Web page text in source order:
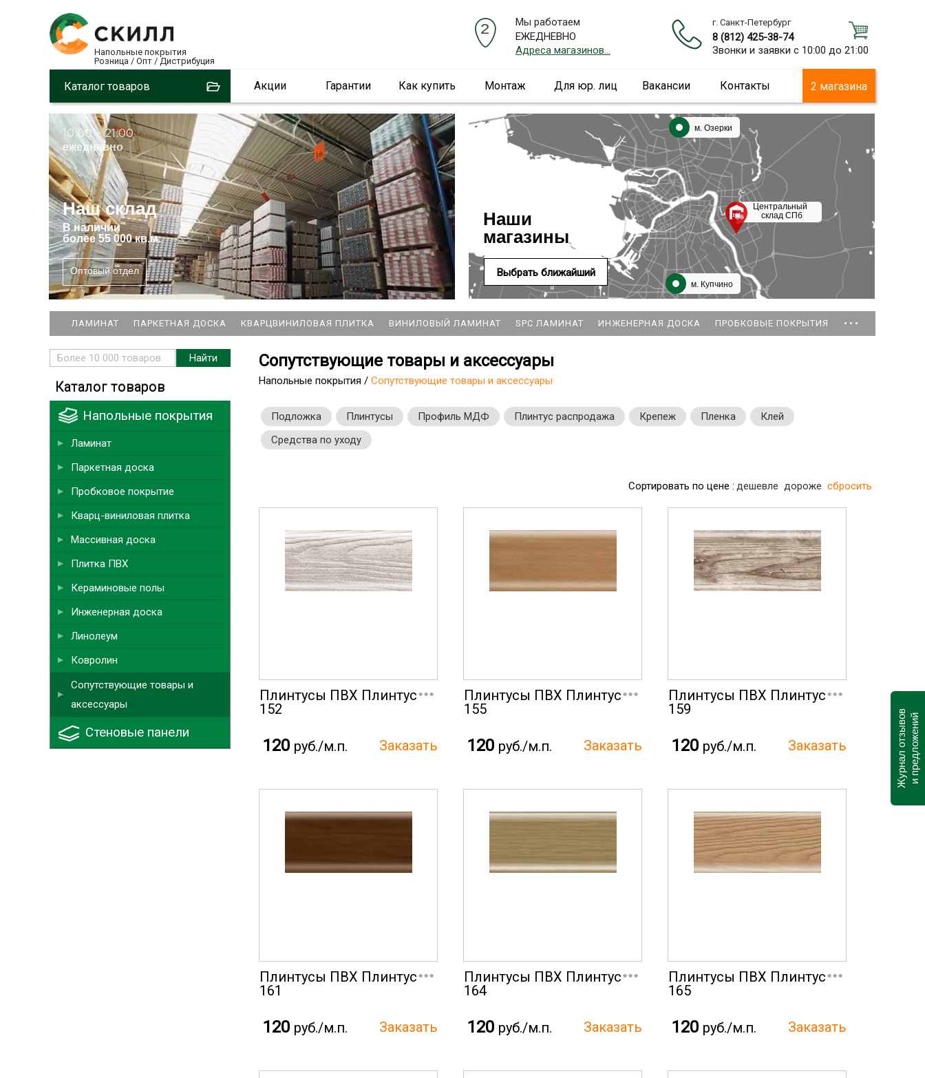
Напольные покрытия
Розница / Опт / Дистрибуция
г. Санкт-Петербург
8 (812) 425-38-74
Звонки и заявки с 10:00 до 21:00
Мы работаем
ЕЖЕДНЕВНО
Адреса магазинов...
Каталог товаров Акции Гарантии Как купить Монтаж Для юр. лиц Вакансии Контакты 2 магазина
10:00 – 21:00
ежедневно
Наш склад
Вналичии
более 55 000 кв.м.
Оптовый отдел
Наши
магазины
м. Озерки
м. Купчино
Центральный
склад СПб
Выбрать ближайший
ЛАМИНАТ ПАРКЕТНАЯ ДОСКА КВАРЦВИНИЛОВАЯ ПЛИТКА ВИНИЛОВЫЙ ЛАМИНАТ SPC ЛАМИНАТ ИНЖЕНЕРНАЯ ДОСКА ПРОБКОВЫЕ ПОКРЫТИЯ ...
Сопутствующие товары и аксессуары
Напольные покрытия / Сопутствующие товары и аксессуары
Подложка Плинтусы Профиль МДФ Плинтус распродажа Крепеж Пленка
Клей
Средства по уходу
Сортировать по цене : дешевле дороже сбросить
Плинтусы ПВХ Плинтус
152
...
120 руб./м.п.
Плинтусы ПВХ Плинтус
155
...
120 руб./м.п.
Плинтусы ПВХ Плинтус
159
...
120 руб./м.п.
Плинтусы ПВХ Плинтус
161
...
120 руб./м.п.
Плинтусы ПВХ Плинтус
164
...
120 руб./м.п.
Плинтусы ПВХ Плинтус
165
...
120 руб./м.п.
Каталог товаров
Напольные покрытия
Ламинат
Паркетная доска
Пробковое покрытие
Кварц-виниловая плитка
Массивная доска
Плитка ПВХ
Кераминовые полы
Инженерная доска
Линолеум
Ковролин
Сопутствующие товары и
аксессуары
Стеновые панели Журнал отзывови предложений